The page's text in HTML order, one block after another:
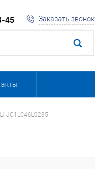
45 Заказать звонок
JC1L046L0235